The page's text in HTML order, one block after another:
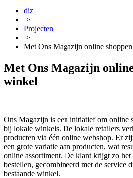
diz
>
Projecten
>
Met Ons Magazijn online
Met Ons Magazijn
winkel
Ons Magazijn is een initiatief om online
bij lokale winkels. De lokale retailers
producten via één online webshop. Er
een grote variatie aan producten, wat
online assortiment. De klant krijgt zo het
bestellen, gecombineerd met de service
bestaande winkel.